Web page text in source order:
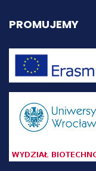
PROMUJEMY